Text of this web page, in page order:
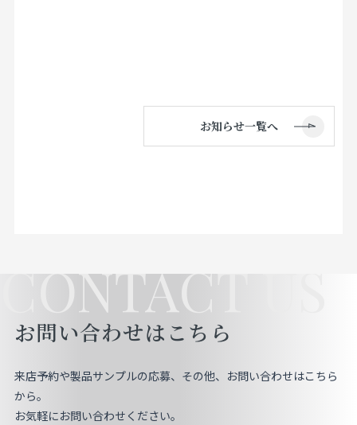
お知らせ一覧へ
CONTACT US
お問い合わせはこちら
来店予約や製品サンプルの応募、その他、お問い合わせはこちら
から。
お気軽にお問い合わせください。